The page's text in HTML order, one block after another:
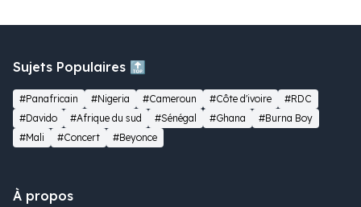
Sujets Populaires 🔝
#Panafricain #Nigeria #Cameroun #Côte d'ivoire
#RDC
#Davido
#Afrique du sud #Sénégal #Ghana
#Burna Boy
#Mali
#Concert #Beyonce
À propos